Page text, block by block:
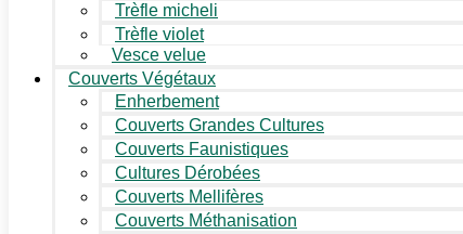
Trèfle micheli
Trèfle violet
Vesce velue
Couverts Végétaux
Enherbement
Couverts Grandes Cultures
Couverts Faunistiques
Cultures Dérobées
Couverts Mellifères
Couverts Méthanisation